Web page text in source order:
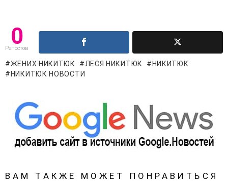
0
Репостов
ЖЕНИХ НИКИТЮК ЛЕСЯ НИКИТЮК
НИКИТЮК
НИКИТЮК НОВОСТИ
ВАМ ТАКЖЕ МОЖЕТ ПОНРАВИТЬСЯ